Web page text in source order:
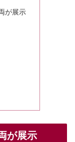
が展示
が展示